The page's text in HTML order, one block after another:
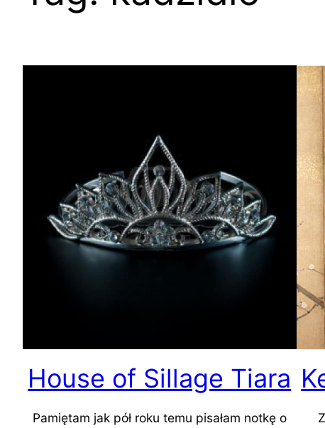
House of Sillage Tiara
Pamiętam jak pół roku temu pisałam notkę o